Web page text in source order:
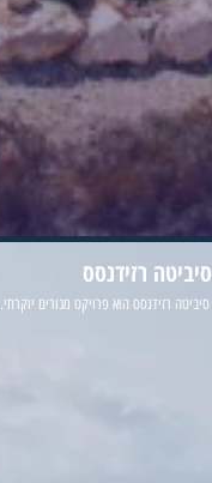
סיביטה רזידנסס
סיביטה רזידנסס הוא פרויקט מגורים יוקרתי...